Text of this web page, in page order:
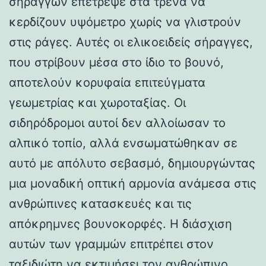
κερδίζουν υψόμετρο χωρίς να γλιστρούν
στις ράγες. Αυτές οι ελικοειδείς σήραγγες,
που στρίβουν μέσα στο ίδιο το βουνό,
αποτελούν κορυφαία επιτεύγματα
γεωμετρίας και χωροταξίας. Οι
σιδηρόδρομοι αυτοί δεν αλλοίωσαν το
αλπικό τοπίο, αλλά ενσωματώθηκαν σε
αυτό με απόλυτο σεβασμό, δημιουργώντας
μια μοναδική οπτική αρμονία ανάμεσα στις
ανθρώπινες κατασκευές και τις
απόκρημνες βουνοκορφές. Η διάσχιση
αυτών των γραμμών επιτρέπει στον